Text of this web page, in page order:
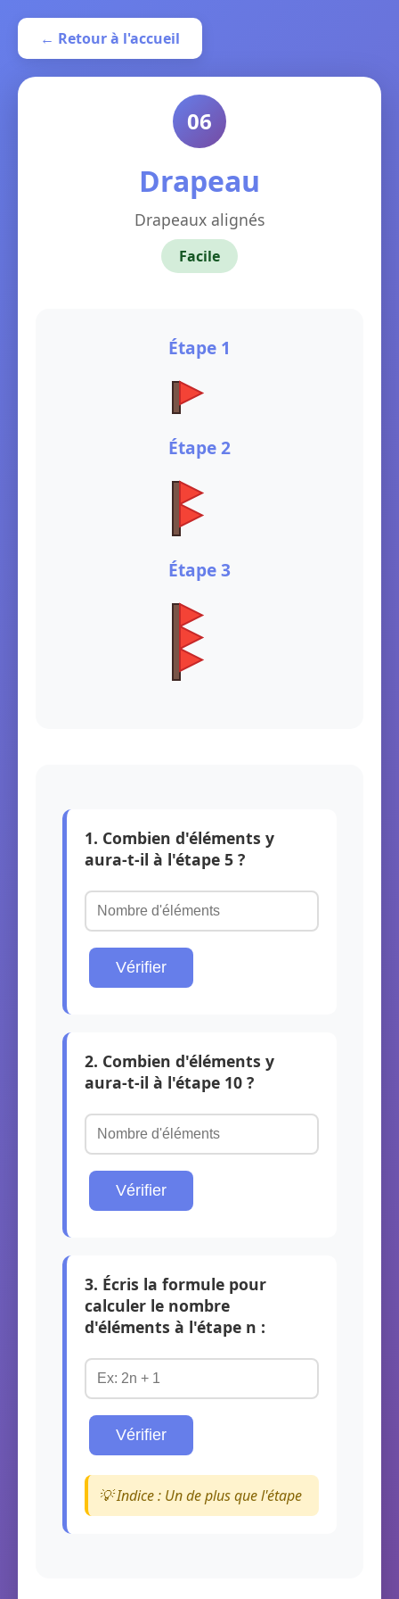
← Retour à l'accueil
06
Drapeau
Drapeaux alignés
Facile
Étape 1
Étape 2
Étape 3
1. Combien d'éléments y
aura-t-il à l'étape 5 ?
Vérifier
2. Combien d'éléments y
aura-t-il à l'étape 10 ?
Vérifier
3. Écris la formule pour
calculer le nombre
d'éléments à l'étape n :
Vérifier
💡 Indice : Un de plus que l'étape